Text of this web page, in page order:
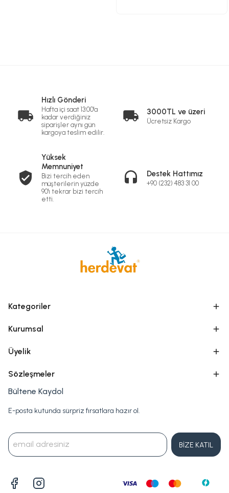
Hızlı Gönderi
Hafta içi saat 13:00'a
kadar verdiğiniz
siparişler aynı gün
kargoya teslim edilir.
3000TL ve üzeri
Ücretsiz Kargo
Yüksek
Memnuniyet
Bizi tercih eden
müşterilerin yüzde
90'ı tekrar bizi tercih
etti.
Destek Hattımız
+90 (232) 483 31 00
Kategoriler
Kurumsal
Üyelik
Sözleşmeler
Bültene Kaydol
E-posta kutunda sürpriz fırsatlara hazır ol.
BİZE KATIL